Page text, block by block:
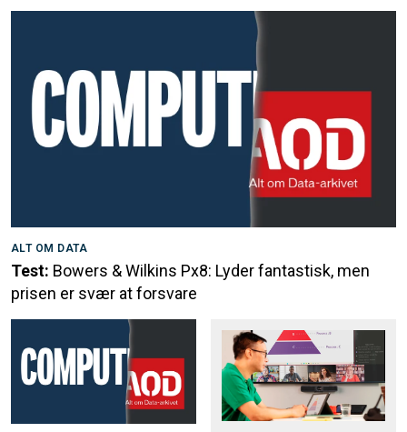
ALT OM DATA
Test: Bowers & Wilkins Px8: Lyder fantastisk, men
prisen er svær at forsvare